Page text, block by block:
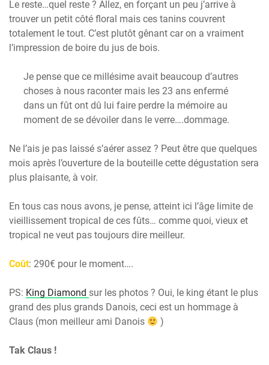
Le reste…quel reste ? Allez, en forçant un peu j’arrive à
trouver un petit côté floral mais ces tanins couvrent
totalement le tout. C’est plutôt gênant car on a vraiment
l’impression de boire du jus de bois.
Je pense que ce millésime avait beaucoup d’autres
choses à nous raconter mais les 23 ans enfermé
dans un fût ont dû lui faire perdre la mémoire au
moment de se dévoiler dans le verre….dommage.
Ne l’ais je pas laissé s’aérer assez ? Peut être que quelques
mois après l’ouverture de la bouteille cette dégustation sera
plus plaisante, à voir.
En tous cas nous avons, je pense, atteint ici l’âge limite de
vieillissement tropical de ces fûts… comme quoi, vieux et
tropical ne veut pas toujours dire meilleur.
Coût: 290€ pour le moment….
PS: King Diamond sur les photos ? Oui, le king étant le plus
grand des plus grands Danois, ceci est un hommage à
Claus (mon meilleur ami Danois
)
Tak Claus !